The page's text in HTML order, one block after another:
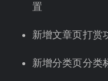
置
新增文章页打赏
新增分类页分类